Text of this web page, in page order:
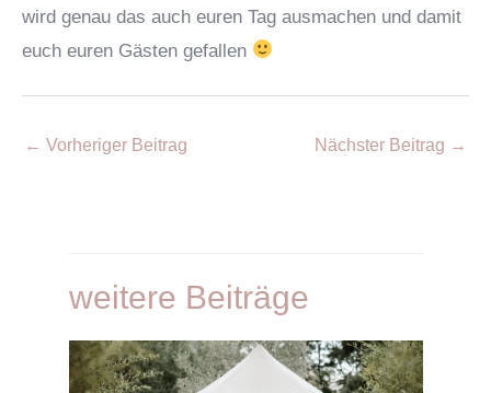
wird genau das auch euren Tag ausmachen und damit
euch euren Gästen gefallen
Post
← Vorheriger Beitrag Nächster Beitrag →
weitere Beiträge